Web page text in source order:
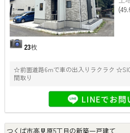
23枚
☆前面道路6ｍで車の出入りラクラク
間取り
つくば市高見原5丁目の新築一戸建て